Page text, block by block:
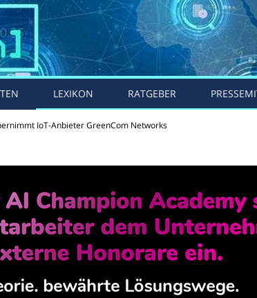
LEXIKON RATGEBER
IoT-Anbieter GreenCom Networks